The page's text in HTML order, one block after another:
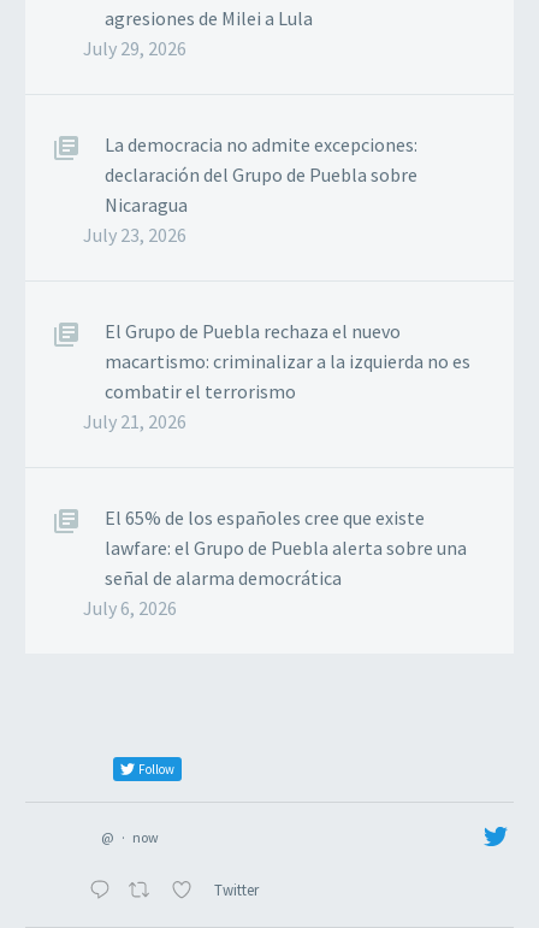
agresiones de Milei a Lula
July 29, 2026
La democracia no admite excepciones:
declaración del Grupo de Puebla sobre
Nicaragua
July 23, 2026
El Grupo de Puebla rechaza el nuevo
macartismo: criminalizar a la izquierda no es
combatir el terrorismo
July 21, 2026
El 65% de los españoles cree que existe
lawfare: el Grupo de Puebla alerta sobre una
señal de alarma democrática
July 6, 2026
Follow
@ · now
Twitter